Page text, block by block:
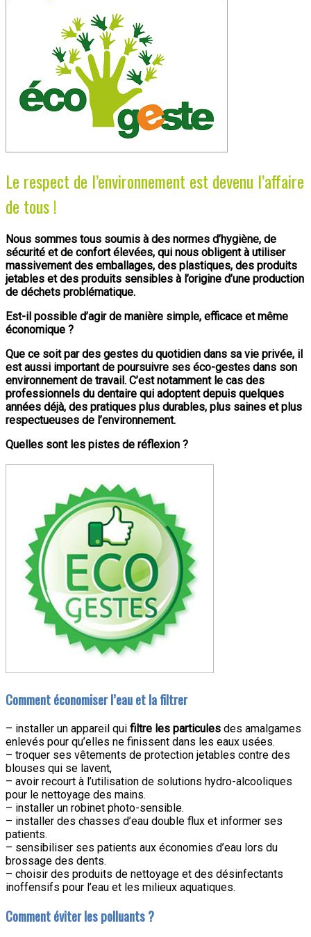
Le respect de l’environnement est devenu l’affaire
de tous !
Nous sommes tous soumis à des normes d’hygiène, de
sécurité et de confort élevées, qui nous obligent à utiliser
massivement des emballages, des plastiques, des produits
jetables et des produits sensibles à l’origine d’une production
de déchets problématique.
Est-il possible d’agir de manière simple, efficace et même
économique ?
Que ce soit par des gestes du quotidien dans sa vie privée, il
est aussi important de poursuivre ses éco-gestes dans son
environnement de travail. C’est notamment le cas des
professionnels du dentaire qui adoptent depuis quelques
années déjà, des pratiques plus durables, plus saines et plus
respectueuses de l’environnement.
Quelles sont les pistes de réflexion ?
Comment économiser l’eau et la filtrer
– installer un appareil qui filtre les particules des amalgames
enlevés pour qu’elles ne finissent dans les eaux usées.
– troquer ses vêtements de protection jetables contre des
blouses qui se lavent,
– avoir recourt à l’utilisation de solutions hydro-alcooliques
pour le nettoyage des mains.
– installer un robinet photo-sensible.
– installer des chasses d’eau double flux et informer ses
patients.
– sensibiliser ses patients aux économies d’eau lors du
brossage des dents.
– choisir des produits de nettoyage et des désinfectants
inoffensifs pour l’eau et les milieux aquatiques.
Comment éviter les polluants ?